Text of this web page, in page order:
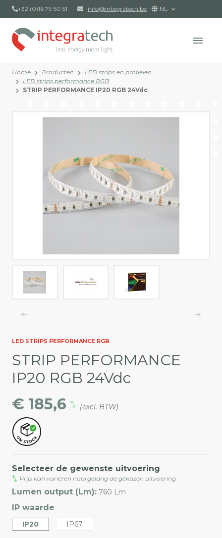
+32 (0)16 79 50 51 info@integratech.be NL
Home Producten
LED strips en profielen
LED strips performance RGB
STRIP PERFORMANCE IP20 RGB 24Vdc
LED STRIPS PERFORMANCE RGB
STRIP PERFORMANCE
IP20 RGB 24Vdc
€ 185,6
(excl. BTW)
Selecteer de gewenste uitvoering
Prijs kan variëren naargelang de gekozen uitvoering
Lumen output (Lm): 760 Lm
IP waarde
IP20 IP67